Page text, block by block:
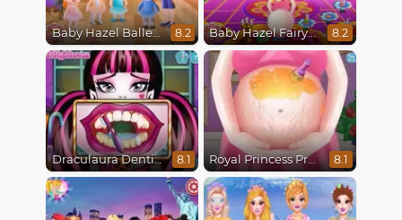
Baby Hazel Ballerina Dance 8.2 Baby Hazel Fairyland Ballet 8.2
Draculaura Dentist 8.1 Royal Princess Pregnant 8.1